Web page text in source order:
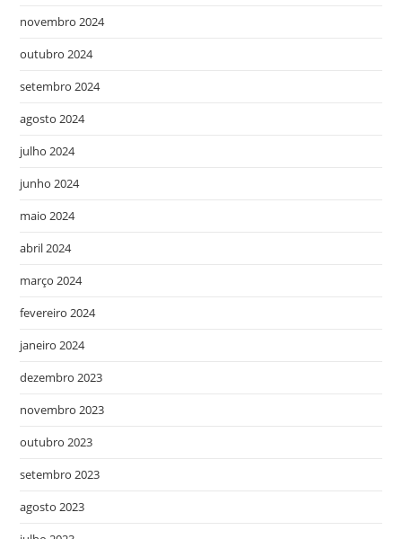
novembro 2024
outubro 2024
setembro 2024
agosto 2024
julho 2024
junho 2024
maio 2024
abril 2024
março 2024
fevereiro 2024
janeiro 2024
dezembro 2023
novembro 2023
outubro 2023
setembro 2023
agosto 2023